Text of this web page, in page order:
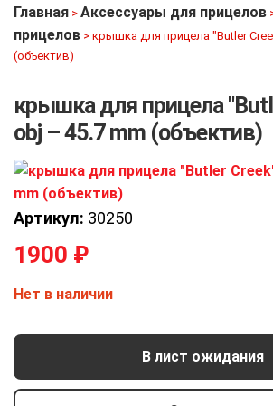
Главная > Аксессуары для прицелов
прицелов > крышка для прицела "Butler
(объектив)
крышка для прицела
obj – 45.7 mm (объектив)
Артикул: 30250
1900 ₽
Нет в наличии
В лист ожидания